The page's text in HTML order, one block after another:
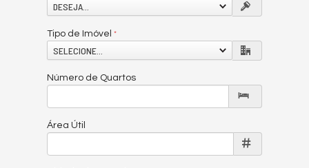
DESEJA...
Tipo de Imóvel
SELECIONE...
Número de Quartos
Área Útil